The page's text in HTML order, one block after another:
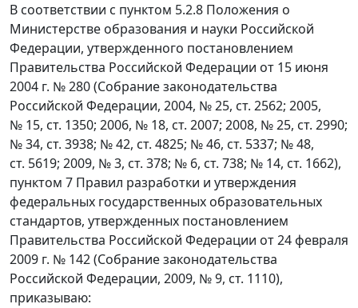
В соответствии с пунктом 5.2.8 Положения о
Министерстве образования и науки Российской
Федерации, утвержденного постановлением
Правительства Российской Федерации от 15 июня
2004 г. № 280 (Собрание законодательства
Российской Федерации, 2004, № 25, ст. 2562; 2005,
№ 15, ст. 1350; 2006, № 18, ст. 2007; 2008, № 25, ст. 2990;
№ 34, ст. 3938; № 42, ст. 4825; № 46, ст. 5337; № 48,
ст. 5619; 2009, № 3, ст. 378; № 6, ст. 738; № 14, ст. 1662),
пунктом 7 Правил разработки и утверждения
федеральных государственных образовательных
стандартов, утвержденных постановлением
Правительства Российской Федерации от 24 февраля
2009 г. № 142 (Собрание законодательства
Российской Федерации, 2009, № 9, ст. 1110),
приказываю: